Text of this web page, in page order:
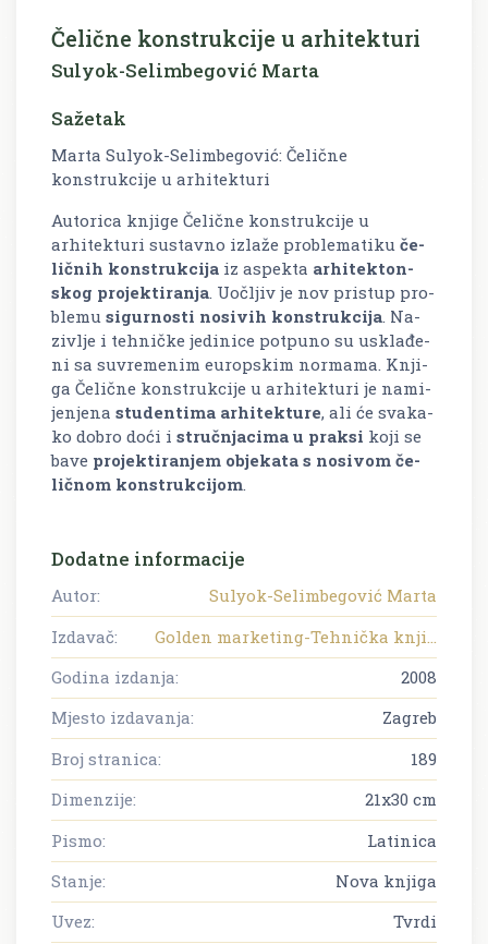
Čelične konstrukcije u arhitekturi
Sulyok-Selimbegović Marta
Sažetak
Marta Sulyok-Selimbegović: Čelične
konstrukcije u arhitekturi
Au­to­ri­ca knjige Čelične konstrukcije u
arhitekturi su­stav­no iz­la­že pro­ble­ma­ti­ku če­
lič­nih kon­s­truk­ci­ja iz as­pek­ta arhi­tek­ton­
skog pro­jek­ti­ra­nja. Uoč­ljiv je nov pri­stup pro­
ble­mu si­gur­no­sti no­si­vih kon­s­truk­ci­ja. Na­
ziv­lje i teh­ni­čke jedi­ni­ce pot­pu­no su us­kla­đe­
ni sa su­vre­me­nim eu­rop­skim nor­ma­ma. Knji­
ga Čelične konstrukcije u arhitekturi je nami­
je­nje­na stu­den­ti­ma ar­hi­tek­tu­re, ali će sva­ka­
ko dobro doći i struč­nja­ci­ma u prak­si koji se
bave pro­jek­ti­ra­njem ob­je­ka­ta s no­si­vom če­
lič­nom kon­s­truk­ci­jom.
Dodatne informacije
Autor:
Sulyok-Selimbegović Marta
Izdavač:
Golden marketing-Tehnička knji...
Godina izdanja:
2008
Mjesto izdavanja:
Zagreb
Broj stranica:
189
Dimenzije:
21x30 cm
Pismo:
Latinica
Stanje:
Nova knjiga
Uvez:
Tvrdi